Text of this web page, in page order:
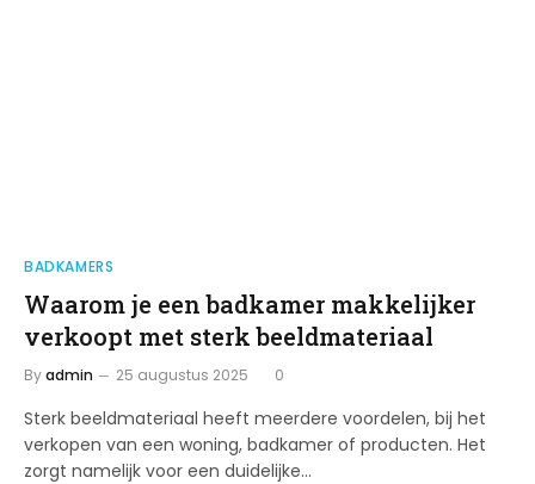
BADKAMERS
Waarom je een badkamer makkelijker
verkoopt met sterk beeldmateriaal
Byadmin 25 augustus 2025 0
Sterk beeldmateriaal heeft meerdere voordelen, bij het
verkopen van een woning, badkamer of producten. Het
zorgt namelijk voor een duidelijke…